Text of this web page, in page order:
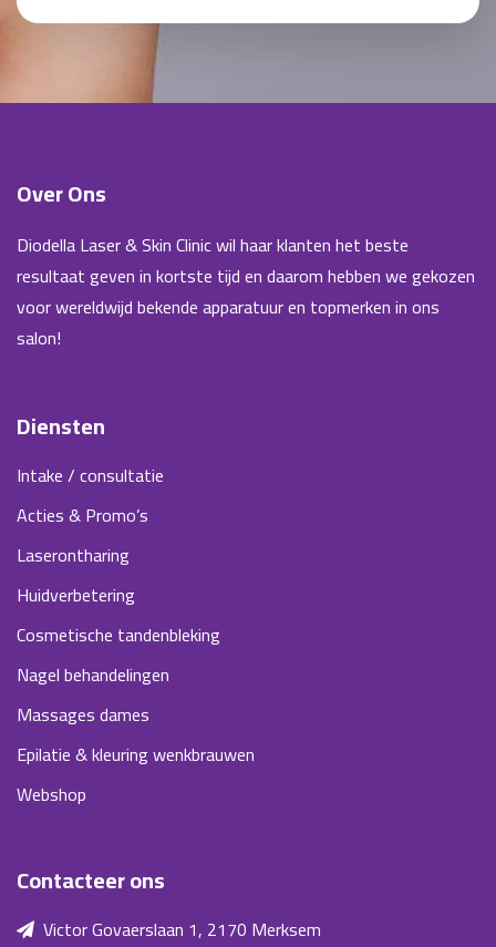
Over Ons
Diodella Laser & Skin Clinic wil haar klanten het beste
resultaat geven in kortste tijd en daarom hebben we gekozen
voor wereldwijd bekende apparatuur en topmerken in ons
salon!
Diensten
Intake / consultatie
Acties & Promo’s
Laserontharing
Huidverbetering
Cosmetische tandenbleking
Nagel behandelingen
Massages dames
Epilatie & kleuring wenkbrauwen
Webshop
Contacteer ons
Victor Govaerslaan 1, 2170 Merksem